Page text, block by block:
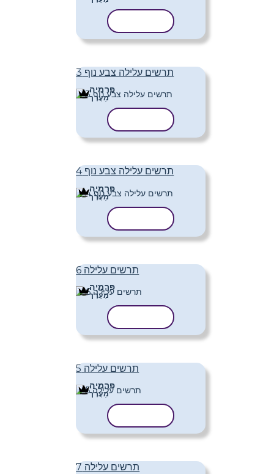
תרשים עלילה צבע נוף 3
פּרֶמיָה
מַעֲרָך
תרשים עלילה צבע נוף 4
פּרֶמיָה
מַעֲרָך
תרשים עלילה 6
פּרֶמיָה
מַעֲרָך
תרשים עלילה 5
פּרֶמיָה
מַעֲרָך
תרשים עלילה 7